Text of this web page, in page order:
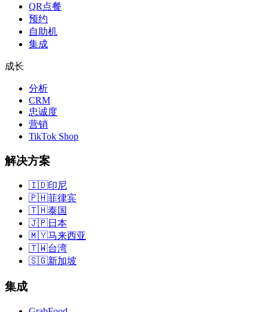
QR点餐
预约
自助机
集成
成长
分析
CRM
忠诚度
营销
TikTok Shop
解决方案
🇮🇩印尼
🇵🇭菲律宾
🇹🇭泰国
🇯🇵日本
🇲🇾马来西亚
🇹🇼台湾
🇸🇬新加坡
集成